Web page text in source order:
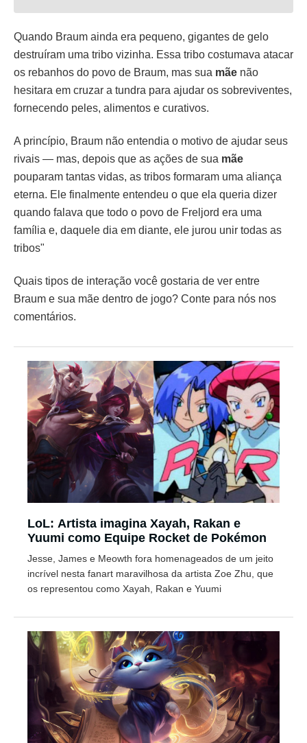
Quando Braum ainda era pequeno, gigantes de gelo
destruíram uma tribo vizinha. Essa tribo costumava atacar
os rebanhos do povo de Braum, mas sua mãe não
hesitara em cruzar a tundra para ajudar os sobreviventes,
fornecendo peles, alimentos e curativos.
A princípio, Braum não entendia o motivo de ajudar seus
rivais — mas, depois que as ações de sua mãe
pouparam tantas vidas, as tribos formaram uma aliança
eterna. Ele finalmente entendeu o que ela queria dizer
quando falava que todo o povo de Freljord era uma
família e, daquele dia em diante, ele jurou unir todas as
tribos"
Quais tipos de interação você gostaria de ver entre
Braum e sua mãe dentro de jogo? Conte para nós nos
comentários.
LoL: Artista imagina Xayah, Rakan e
Yuumi como Equipe Rocket de Pokémon
Jesse, James e Meowth fora homenageados de um jeito
incrível nesta fanart maravilhosa da artista Zoe Zhu, que
os representou como Xayah, Rakan e Yuumi